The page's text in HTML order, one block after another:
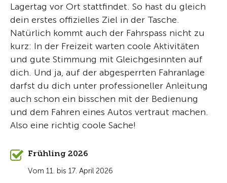
Lagertag vor Ort stattfindet. So hast du gleich
dein erstes offizielles Ziel in der Tasche.
Natürlich kommt auch der Fahrspass nicht zu
kurz: In der Freizeit warten coole Aktivitäten
und gute Stimmung mit Gleichgesinnten auf
dich. Und ja, auf der abgesperrten Fahranlage
darfst du dich unter professioneller Anleitung
auch schon ein bisschen mit der Bedienung
und dem Fahren eines Autos vertraut machen.
Also eine richtig coole Sache!
Frühling 2026
Vom 11. bis 17. April 2026